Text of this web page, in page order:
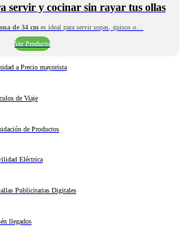
servir y cocinar sin rayar tus ollas
de 34 cm es ideal para servir sopas, guisos o…
Ver Producto
a Precio mayorista
de Viaje
de Productos
Eléctrica
Publicitarias Digitales
llegados